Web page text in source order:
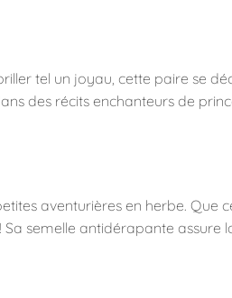
tel un joyau, cette paire se
des récits enchanteurs de
aventurières en herbe. Que
semelle antidérapante assure